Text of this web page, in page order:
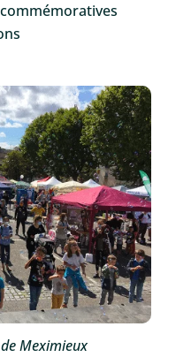
Meximieux